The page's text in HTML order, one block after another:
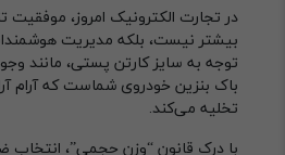
در تجارت الکترونیک امروز، موفقیت
بیشتر نیست، بلکه مدیریت
توجه به سایز کارتن پستی، مانند
باک بنزین خودروی شماست که آرام
تخلیه می‌کند.